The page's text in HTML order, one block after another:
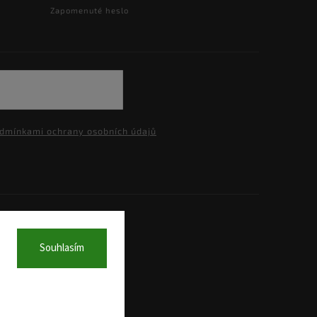
Souhlasím
Zapomenuté heslo
ochrany osobních údajů